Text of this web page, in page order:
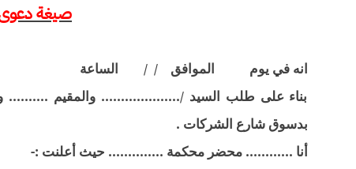
صيغة
انه في يوم الموافق / / الساعة
بناء على طلب السيد /.................... والمقيم ..........
بدسوق شارع الشركات .
أنا ............ محضر محكمة .............. حيث أعلنت :-